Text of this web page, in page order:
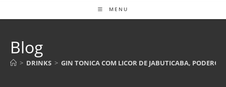
MENU
Blog
> DRINKS > GIN TONICA COM LICOR DE JABUTICABA,